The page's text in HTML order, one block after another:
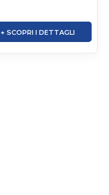
+ SCOPRI I DETTAGLI